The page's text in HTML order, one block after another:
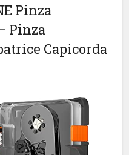
Pinza
Pinza
Capicorda